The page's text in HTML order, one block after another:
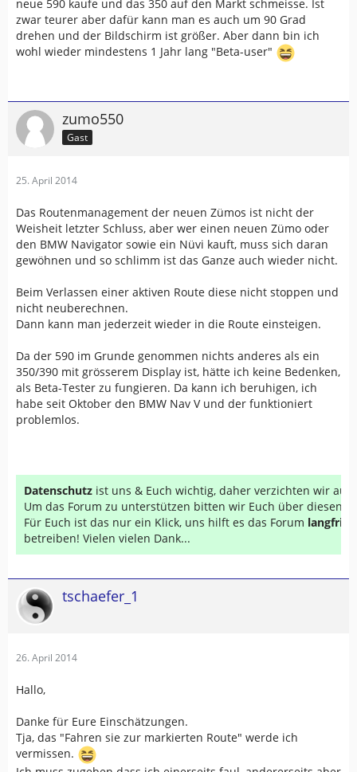
neue 590 kaufe und das 350 auf den Markt schmeisse. Ist
zwar teurer aber dafür kann man es auch um 90 Grad
drehen und der Bildschirm ist größer. Aber dann bin ich
wohl wieder mindestens 1 Jahr lang "Beta-user"
zumo550
Gast
25. April 2014
Das Routenmanagement der neuen Zümos ist nicht der
Weisheit letzter Schluss, aber wer einen neuen Zümo oder
den BMW Navigator sowie ein Nüvi kauft, muss sich daran
gewöhnen und so schlimm ist das Ganze auch wieder nicht.
Beim Verlassen einer aktiven Route diese nicht stoppen und
nicht neuberechnen.
Dann kann man jederzeit wieder in die Route einsteigen.
Da der 590 im Grunde genommen nichts anderes als ein
350/390 mit grösserem Display ist, hätte ich keine Bedenken,
als Beta-Tester zu fungieren. Da kann ich beruhigen, ich
habe seit Oktober den BMW Nav V und der funktioniert
problemlos.
Datenschutz ist uns & Euch wichtig, daher verzichten wir auf
Um das Forum zu unterstützen bitten wir Euch über diesen
Für Euch ist das nur ein Klick, uns hilft es das Forum
betreiben! Vielen vielen Dank...
tschaefer_1
26. April 2014
Hallo,
Danke für Eure Einschätzungen.
Tja, das "Fahren sie zur markierten Route" werde ich
vermissen.